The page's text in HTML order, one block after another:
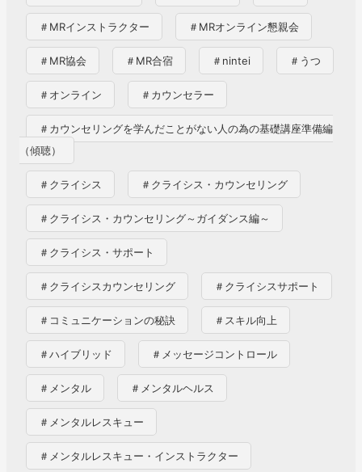
ン
機
搭
の
田
光
宇
宙
行
士
精
神
＃MRインストラクター ＃MRオンライン懇親会
＃MR協会 ＃MR合宿 ＃nintei ＃うつ
＃オンライン ＃カウンセラー
＃カウンセリングを学んだことがない人の為の基礎講座準備編
（傾聴）
＃クライシス ＃クライシス・カウンセリング
＃クライシス・カウンセリング～ガイダンス編～
＃クライシス・サポート
＃クライシスカウンセリング ＃クライシスサポート
＃コミュニケーションの秘訣 ＃スキル向上
＃ハイブリッド ＃メッセージコントロール
＃メンタル ＃メンタルヘルス
＃メンタルレスキュー
＃メンタルレスキュー・インストラクター